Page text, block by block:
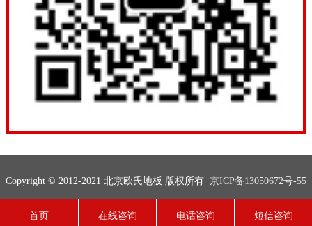
Copyright © 2012-2021 北京欧氏地板 版权所有 京ICP备13050672号-55
首页
在线咨询 电话咨询 短信咨询